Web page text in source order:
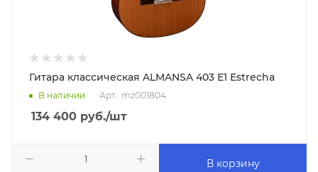
Гитара классическая ALMANSA 403 E1 Estrecha
В наличии Арт.: mz001804
134 400 руб./шт
В корзину